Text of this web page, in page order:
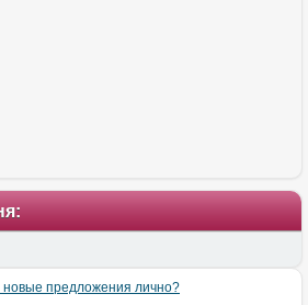
предложения лично?